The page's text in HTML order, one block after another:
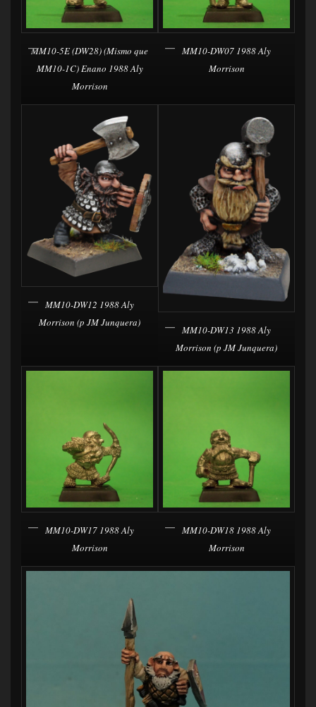
MM10-5E (DW28) (Mismo que
MM10-1C) Enano 1988 Aly
Morrison
MM10-DW07 1988 Aly
Morrison
MM10-DW12 1988 Aly
Morrison (p JM Junquera)
MM10-DW13 1988 Aly
Morrison (p JM Junquera)
MM10-DW17 1988 Aly
Morrison
MM10-DW18 1988 Aly
Morrison